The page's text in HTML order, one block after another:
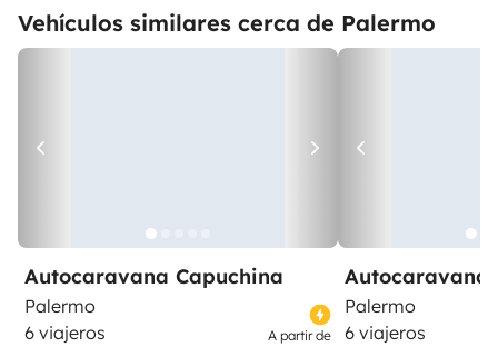
Vehículos similares cerca de Palermo
Autocaravana Capuchina
Palermo
6 viajeros
A partir de
Autocaravana
Palermo
6 viajeros